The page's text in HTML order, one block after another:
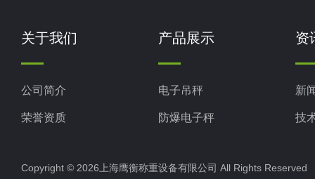
关于我们
公司简介
荣誉资质
产品展示
电子吊秤
防爆电子秤
电子汽车衡
资
新
技
Copyright © 2026上海鹰衡称重设备有限公司 All Rights